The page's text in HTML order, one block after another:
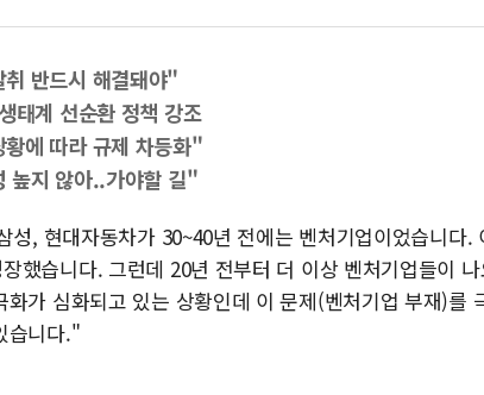
반드시 해결돼야"
태계 선순환 정책 강조
에 따라 규제 차등화"
높지 않아..가야할 길"
, 현대자동차가 30~40년 전에는 벤처기업이었습니다.
했습니다. 그런데 20년 전부터 더 이상 벤처기업들이
가 심화되고 있는 상황인데 이 문제(벤처기업 부재)를
습니다."